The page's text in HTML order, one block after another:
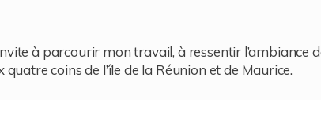
à parcourir mon travail, à ressentir l’ambiance
coins de l’île de la Réunion et de Maurice.